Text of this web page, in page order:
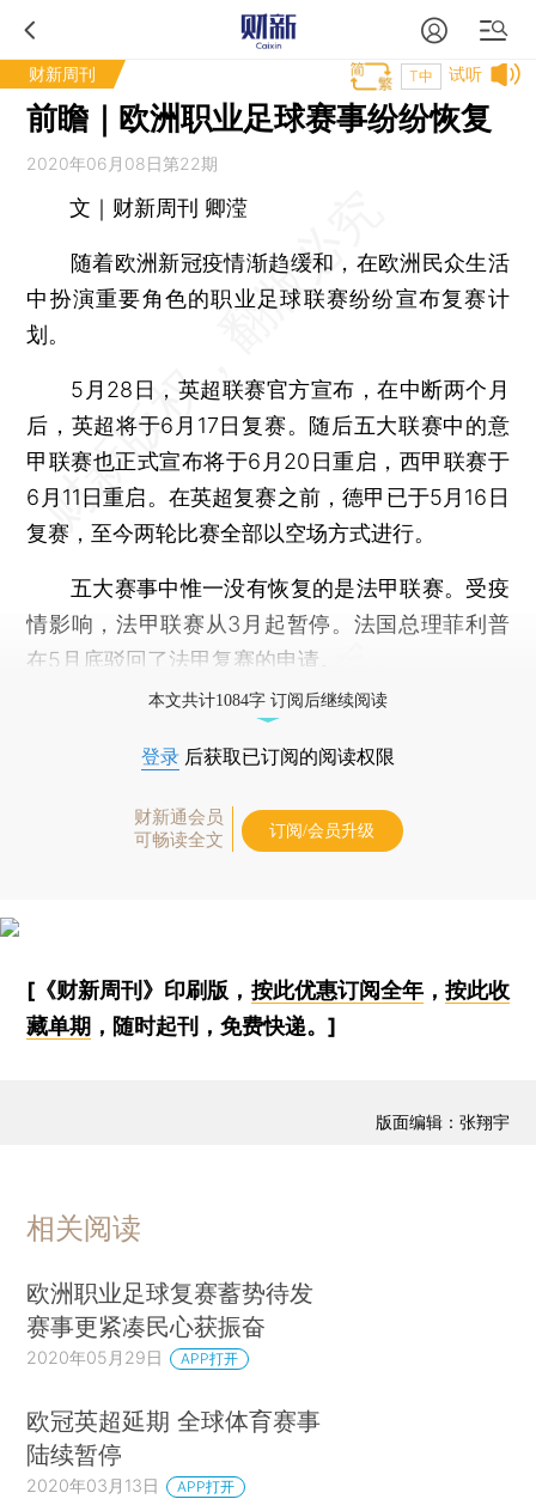
财新周刊 试听
T中
前瞻｜欧洲职业足球赛事纷纷恢复
2020年06月08日第22期
文｜财新周刊 卿滢
随着欧洲新冠疫情渐趋缓和，在欧洲民众生活
中扮演重要角色的职业足球联赛纷纷宣布复赛计
划。
5月28日，英超联赛官方宣布，在中断两个月
后，英超将于6月17日复赛。随后五大联赛中的意
甲联赛也正式宣布将于6月20日重启，西甲联赛于
6月11日重启。在英超复赛之前，德甲已于5月16日
复赛，至今两轮比赛全部以空场方式进行。
五大赛事中惟一没有恢复的是法甲联赛。受疫
情影响，法甲联赛从3月起暂停。法国总理菲利普
在5月底驳回了法甲复赛的申请。
本文共计1084字 订阅后继续阅读
登录 后获取已订阅的阅读权限
财新通会员
可畅读全文
订阅/会员升级
[《财新周刊》印刷版， 按此优惠订阅全年， 按此收
藏单期 ，随时起刊，免费快递。]
版面编辑：张翔宇
相关阅读
欧洲职业足球复赛蓄势待发
赛事更紧凑民心获振奋
2020年05月29日 APP打开
欧冠英超延期 全球体育赛事
陆续暂停
2020年03月13日 APP打开